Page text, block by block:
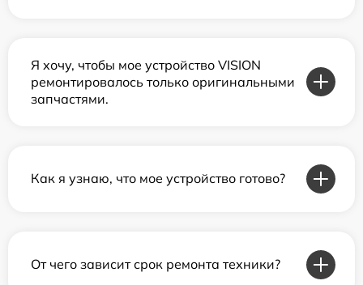
Я хочу, чтобы мое устройство VISION
ремонтировалось только оригинальными
запчастями.
Как я узнаю, что мое устройство готово?
От чего зависит срок ремонта техники?